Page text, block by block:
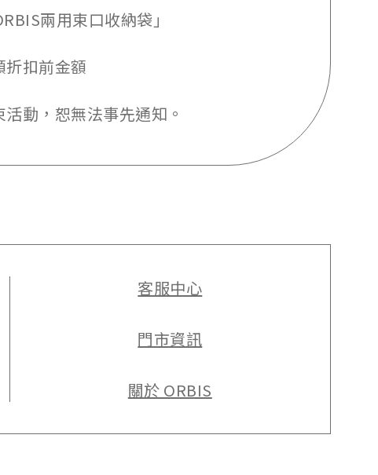
兩用束口收納袋」
扣前金額
動，恕無法事先通知。
客服中心
門市資訊
關於 ORBIS